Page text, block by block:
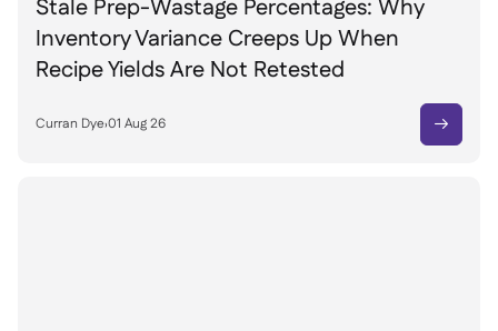
Stale Prep-Wastage Percentages: Why
Inventory Variance Creeps Up When
Recipe Yields Are Not Retested
Curran Dye›01 Aug 26 